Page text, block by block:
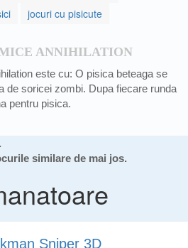
jocuri cu pisicute
ANNIHILATION
este cu: O pisica beteaga se
de soricei zombi. Dupa fiecare runda
pentru pisica.
similare de mai jos.
Sniper 3D